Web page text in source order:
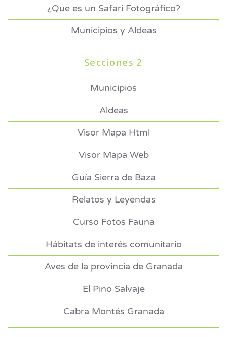
¿Que es un Safari Fotográfico?
Municipios y Aldeas
Secciones 2
Municipios
Aldeas
Visor Mapa Html
Visor Mapa Web
Guía Sierra de Baza
Relatos y Leyendas
Curso Fotos Fauna
Hábitats de interés comunitario
Aves de la provincia de Granada
El Pino Salvaje
Cabra Montés Granada